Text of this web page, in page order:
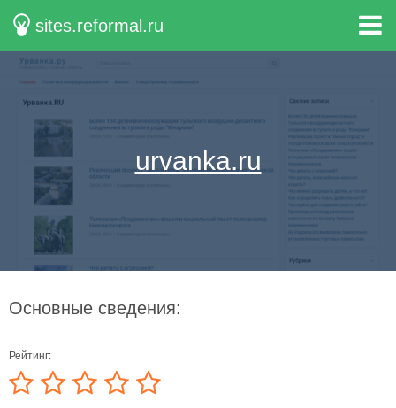
sites.reformal.ru
urvanka.ru
Основные сведения:
Рейтинг: